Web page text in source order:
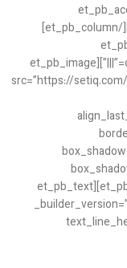
[/
_module_preset=”default”][/et_pb_accordion][/et_pb_column]
custom_padding=”|||” custom_padding__hover=”|||”][et_pb_image
src=”https://
box_shadow_color=”rgba(0,0,0,0.4)”][/et_pb_image][et_pb_text